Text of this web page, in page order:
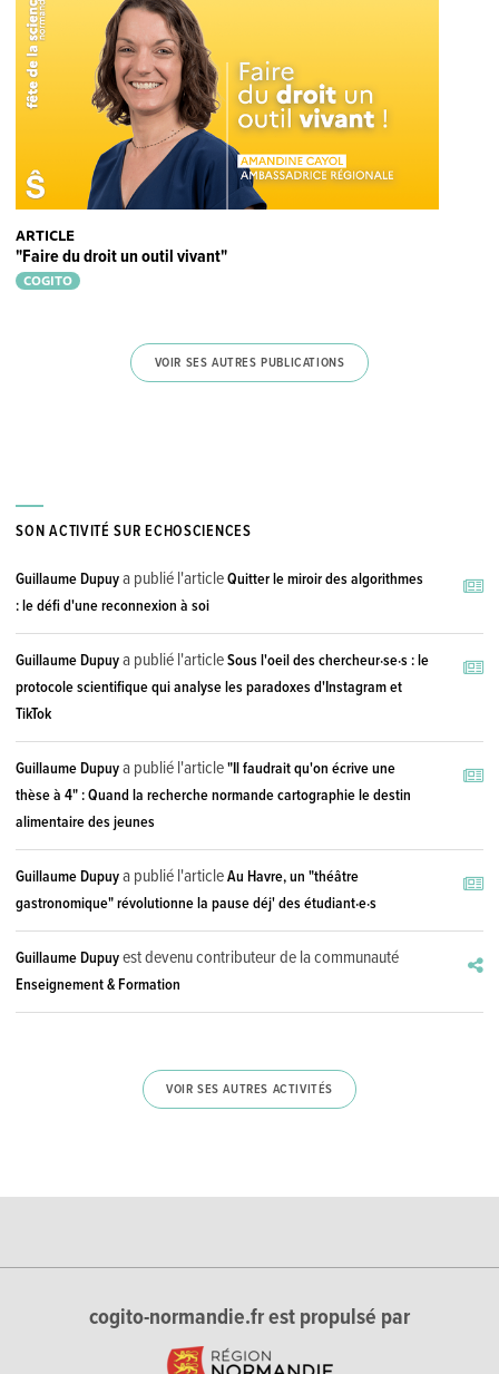
ARTICLE
"Faire du droit un outil vivant"
COGITO
VOIR SES AUTRES PUBLICATIONS
SON ACTIVITÉ SUR ECHOSCIENCES
Guillaume Dupuya publié l'articleQuitter le miroir des algorithmes
: le défi d'une reconnexion à soi
Guillaume Dupuya publié l'articleSous l'oeil des chercheur·se·s : le
protocole scientifique qui analyse les paradoxes d'Instagram et
TikTok
Guillaume Dupuya publié l'article"Il faudrait qu'on écrive une
thèse à 4" : Quand la recherche normande cartographie le destin
alimentaire des jeunes
Guillaume Dupuya publié l'articleAu Havre, un "théâtre
gastronomique" révolutionne la pause déj' des étudiant·e·s
Guillaume Dupuyest devenu contributeur de la communauté
Enseignement & Formation
VOIR SES AUTRES ACTIVITÉS
cogito-normandie.fr est propulsé par